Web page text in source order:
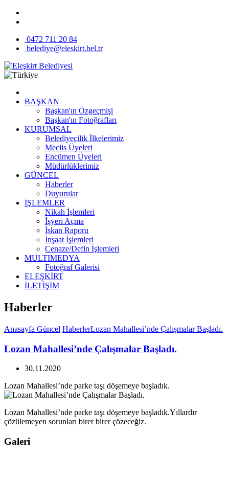
0472 711 20 84
belediye@eleskirt.bel.tr
BAŞKAN
Başkan'ın Özgeçmişi
Başkan'ın Fotoğrafları
KURUMSAL
Belediyecilik İlkelerimiz
Meclis Üyeleri
Encümen Üyeleri
Müdürlüklerimiz
GÜNCEL
Haberler
Duyurular
İŞLEMLER
Nikah İşlemleri
İşyeri Açma
İskan Raporu
İnşaat İşlemleri
Cenaze/Defin İşlemleri
MULTIMEDYA
Fotoğraf Galerisi
ELEŞKİRT
İLETİŞİM
Haberler
Anasayfa Güncel HaberlerLozan Mahallesi’nde Çalışmalar Başladı.
Lozan Mahallesi’nde Çalışmalar Başladı.
30.11.2020
Lozan Mahallesi’nde parke taşı döşemeye başladık.
Lozan Mahallesi’nde parke taşı döşemeye başladık.Yıllardır
çözülemeyen sorunları birer birer çözeceğiz.
Galeri